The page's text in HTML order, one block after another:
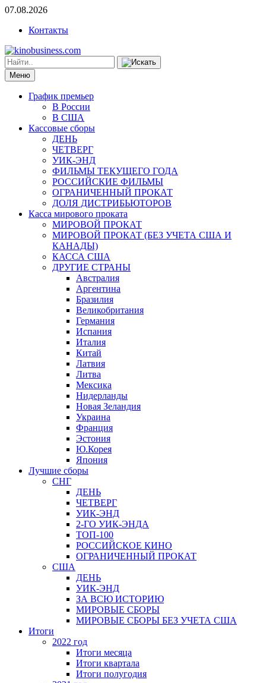
07.08.2026
Контакты
Меню
График премьер
В России
В США
Кассовые сборы
ДЕНЬ
ЧЕТВЕРГ
УИК-ЭНД
ФИЛЬМЫ ТЕКУЩЕГО ГОДА
РОССИЙСКИЕ ФИЛЬМЫ
ОГРАНИЧЕННЫЙ ПРОКАТ
ДОЛЯ ДИСТРИБЬЮТОРОВ
Касса мирового проката
МИРОВОЙ ПРОКАТ
МИРОВОЙ ПРОКАТ (БЕЗ УЧЕТА США И
КАНАДЫ)
КАССА США
ДРУГИЕ СТРАНЫ
Австралия
Аргентина
Бразилия
Великобритания
Германия
Испания
Италия
Китай
Латвия
Литва
Мексика
Нидерланды
Новая Зеландия
Украина
Франция
Эстония
Ю.Корея
Япония
Лучшие сборы
СНГ
ДЕНЬ
ЧЕТВЕРГ
УИК-ЭНД
2-ГО УИК-ЭНДА
ТОП-100
РОССИЙСКОЕ КИНО
ОГРАНИЧЕННЫЙ ПРОКАТ
США
ДЕНЬ
УИК-ЭНД
ЗА ВСЮ ИСТОРИЮ
МИРОВЫЕ СБОРЫ
МИРОВЫЕ СБОРЫ БЕЗ УЧЕТА США
Итоги
2022 год
Итоги месяца
Итоги квартала
Итоги полугодия